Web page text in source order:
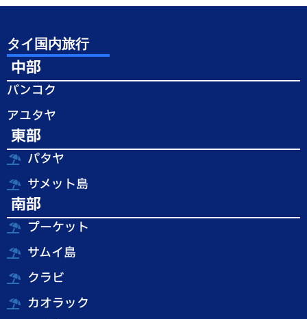
タイ国内旅行
中部
バンコク
アユタヤ
東部
パタヤ
サメット島
南部
プーケット
サムイ島
クラビ
カオラック